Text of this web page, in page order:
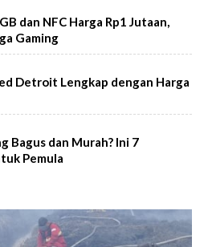
dan NFC Harga Rp1 Jutaan,
Gaming
Detroit Lengkap dengan Harga
Bagus dan Murah? Ini 7
Pemula